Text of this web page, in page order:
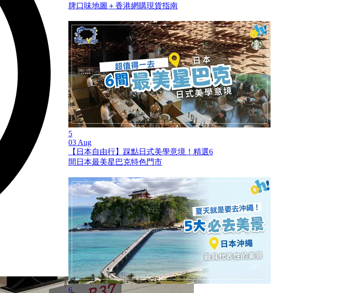
牌口味地圖＋香港網購現貨指南
5
03 Aug
【日本自由行】踩點日式美學意境！精選6
間日本最美星巴克特色門市
6